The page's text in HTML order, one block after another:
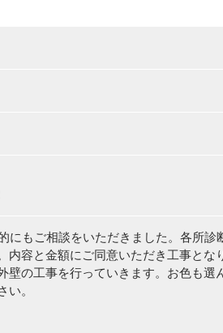
もご相談をいただきました。各所診
内容と金額にご同意いただき工事とな
の工事を行っていきます。お色も選
。